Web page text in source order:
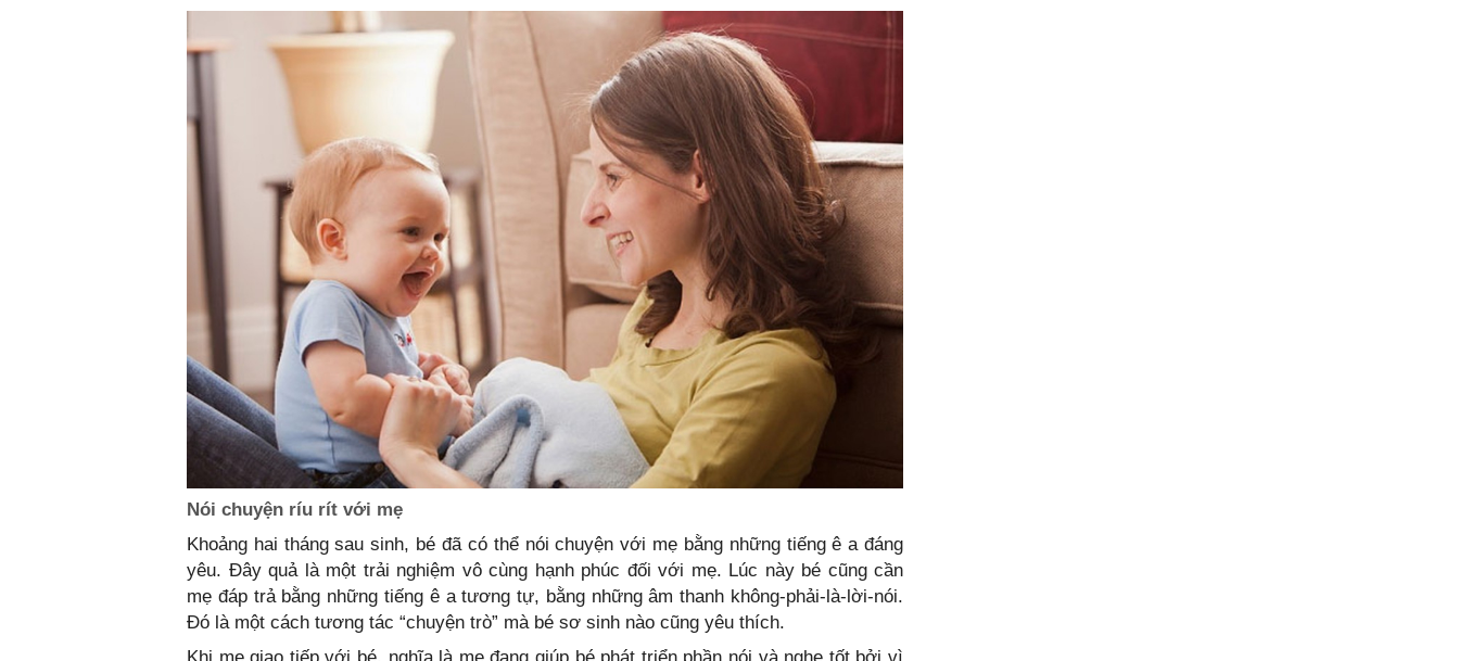
Nói chuyện ríu rít với mẹ
Khoảng hai tháng sau sinh, bé đã có thể nói chuyện với mẹ bằng những tiếng ê a đáng
yêu. Đây quả là một trải nghiệm vô cùng hạnh phúc đối với mẹ. Lúc này bé cũng cần
mẹ đáp trả bằng những tiếng ê a tương tự, bằng những âm thanh không-phải-là-lời-nói.
Đó là một cách tương tác “chuyện trò” mà bé sơ sinh nào cũng yêu thích.
Khi mẹ giao tiếp với bé, nghĩa là mẹ đang giúp bé phát triển phần nói và nghe tốt bởi vì